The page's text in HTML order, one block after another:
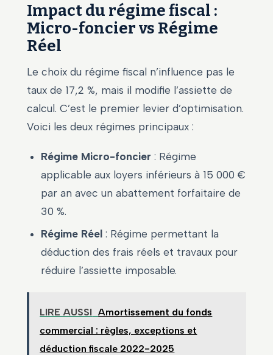
Impact du régime fiscal :
Micro-foncier vs Régime
Réel
Le choix du régime fiscal n’influence pas le
taux de 17,2 %, mais il modifie l’assiette de
calcul. C’est le premier levier d’optimisation.
Voici les deux régimes principaux :
Régime Micro-foncier : Régime
applicable aux loyers inférieurs à 15 000 €
par an avec un abattement forfaitaire de
30 %.
Régime Réel : Régime permettant la
déduction des frais réels et travaux pour
réduire l’assiette imposable.
LIRE AUSSI Amortissement du fonds
commercial : règles, exceptions et
déduction fiscale 2022-2025